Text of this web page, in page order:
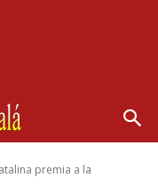
premia a la